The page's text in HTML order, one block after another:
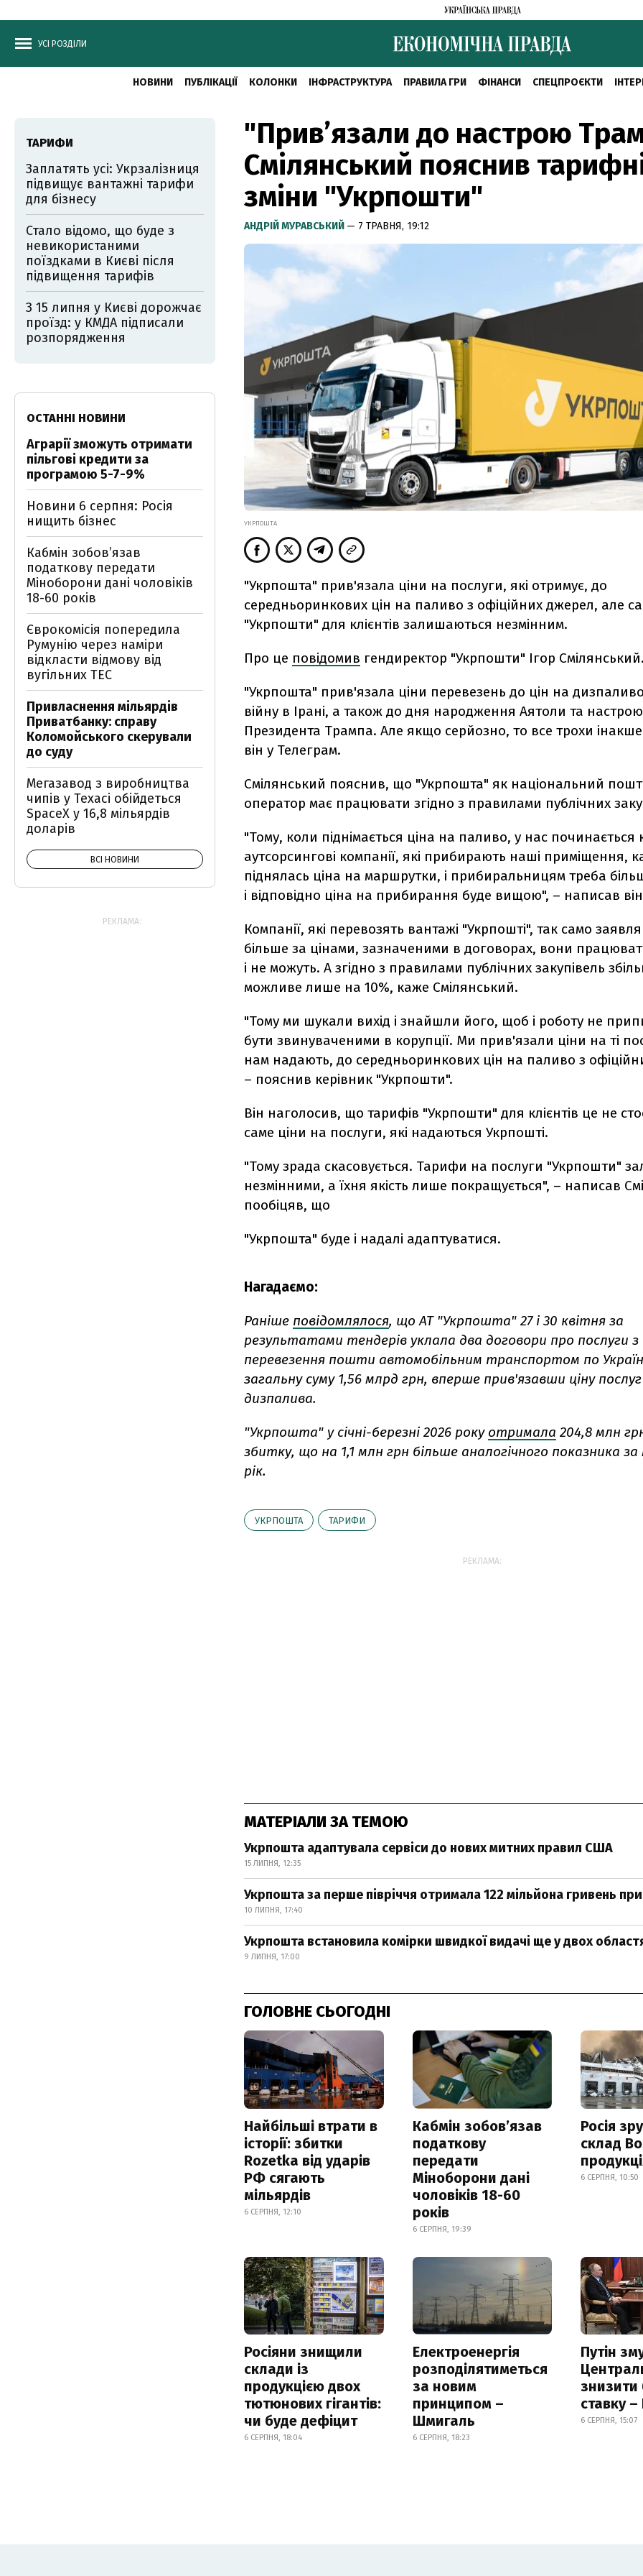
УСІ РОЗДІЛИ
НОВИНИ ПУБЛІКАЦІЇ КОЛОНКИ ІНФРАСТРУКТУРА ПРАВИЛА ГРИ ФІНАНСИ СПЕЦПРОЄКТИ
"Прив’язали до настрою
Смілянський пояснив
зміни "Укрпошти"
АНДРІЙ МУРАВСЬКИЙ — 7 ТРАВНЯ, 19:12
УКРПОШТА
"Укрпошта" прив'язала ціни на послуги, які отримує, до
середньоринкових цін на паливо з офіційних джерел, але
"Укрпошти" для клієнтів залишаються незмінним.
Про це повідомив гендиректор "Укрпошти" Ігор Смілянський.
"Укрпошта" прив'язала ціни перевезень до цін на
війну в Ірані, а також до дня народження Аятоли та настрою
Президента Трампа. Але якщо серйозно, то все трохи
він у Телеграм.
Смілянський пояснив, що "Укрпошта" як національний
оператор має працювати згідно з правилами публічних
"Тому, коли піднімається ціна на паливо, у нас починається
аутсорсингові компанії, які прибирають наші приміщення,
піднялась ціна на маршрутки, і прибиральницям треба
і відповідно ціна на прибирання буде вищою", – написав
Компанії, які перевозять вантажі "Укрпошті", так само
більше за цінами, зазначеними в договорах, вони
і не можуть. А згідно з правилами публічних закупівель
можливе лише на 10%, каже Смілянський.
"Тому ми шукали вихід і знайшли його, щоб і роботу не
бути звинуваченими в корупції. Ми прив'язали ціни на ті
нам надають, до середньоринкових цін на паливо з
– пояснив керівник "Укрпошти".
Він наголосив, що тарифів "Укрпошти" для клієнтів це не
саме ціни на послуги, які надаються Укрпошті.
"Тому зрада скасовується. Тарифи на послуги "Укрпошти"
незмінними, а їхня якість лише покращується", – написав
пообіцяв, що
"Укрпошта" буде і надалі адаптуватися.
Нагадаємо:
Раніше повідомлялося, що АТ "Укрпошта" 27 і 30 квітня за
результатами тендерів уклала два договори про послуги з
перевезення пошти автомобільним транспортом по
загальну суму 1,56 млрд грн, вперше прив'язавши ціну
дизпалива.
"Укрпошта" у січні-березні 2026 року отримала 204,8 млн
збитку, що на 1,1 млн грн більше аналогічного показника
рік.
УКРПОШТА ТАРИФИ
РЕКЛАМА:
МАТЕРІАЛИ ЗА ТЕМОЮ
Укрпошта адаптувала сервіси до нових митних правил США
15 ЛИПНЯ, 12:35
Укрпошта за перше півріччя отримала 122 мільйона гривень
10 ЛИПНЯ, 17:40
Укрпошта встановила комірки швидкої видачі ще у двох
9 ЛИПНЯ, 17:00
ГОЛОВНЕ СЬОГОДНІ
Найбільші втрати в
історії: збитки
Rozetka від ударів
РФ сягають
мільярдів
6 СЕРПНЯ, 12:10
Кабмін зобовʼязав
податкову
передати
Міноборони дані
чоловіків 18-60
років
6 СЕРПНЯ, 19:39
Росія
склад
6 СЕРПНЯ, 10:50
Росіяни знищили
склади із
продукцією двох
тютюнових гігантів:
чи буде дефіцит
6 СЕРПНЯ, 18:04
Електроенергія
розподілятиметься
за новим
принципом –
Шмигаль
6 СЕРПНЯ, 18:23
Путін
знизити
ставку
6 СЕРПНЯ, 15:07
ТАРИФИ
Заплатять усі: Укрзалізниця
підвищує вантажні тарифи
для бізнесу
Стало відомо, що буде з
невикористаними
поїздками в Києві після
підвищення тарифів
З 15 липня у Києві дорожчає
проїзд: у КМДА підписали
розпорядження
ОСТАННІ НОВИНИ
Аграрії зможуть отримати
пільгові кредити за
програмою 5-7-9%
Новини 6 серпня: Росія
нищить бізнес
Кабмін зобовʼязав
податкову передати
Міноборони дані чоловіків
18-60 років
Єврокомісія попередила
Румунію через наміри
відкласти відмову від
вугільних ТЕС
Привласнення мільярдів
Приватбанку: справу
Коломойського скерували
до суду
Мегазавод з виробництва
чипів у Техасі обійдеться
SpaceX у 16,8 мільярдів
доларів
ВСІ НОВИНИ
РЕКЛАМА: